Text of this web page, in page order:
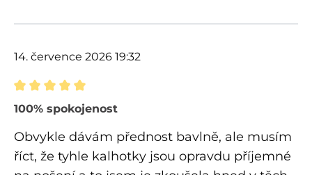
14. července 2026 19:32
Recenze s hodnocením 5 z 5 hvězd
100% spokojenost
Obvykle dávám přednost bavlně, ale musím
říct, že tyhle kalhotky jsou opravdu příjemné